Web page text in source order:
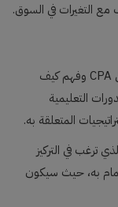
مع التغيرات في السوق.
: ابدأ بتعلم أساسيات التسويق CPA وفهم كيف
التعليمية
المتعلقة به.
ترغب في التركيز
به، حيث سيكون